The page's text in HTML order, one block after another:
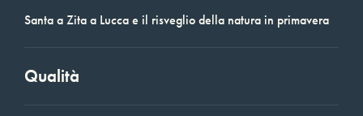
Santa a Zita a Lucca e il risveglio della natura in primavera
Qualità